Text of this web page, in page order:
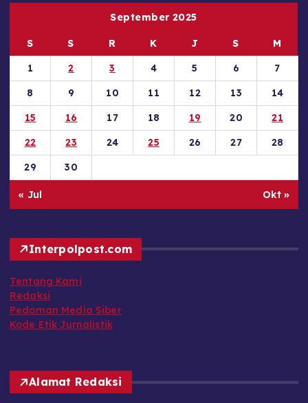
September 2025
S S R K J S
M
1
2 3 4 5 6
7
8
9 10 11 12 13
14
15
16 17 18 19 20
21
22
23 24 25 26 27
28
29
30
« Jul Okt »
Interpolpost.com
Tentang Kami
Redaksi
Pedoman Media Siber
Kode Etik Jurnalistik
Alamat Redaksi